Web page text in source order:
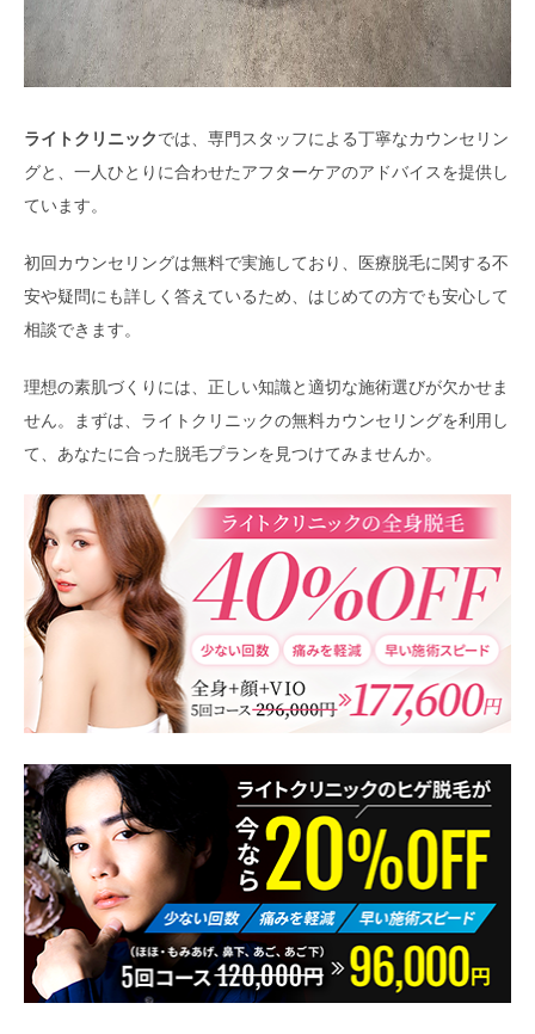
ライトクリニックでは、専門スタッフによる丁寧なカウンセリン
グと、一人ひとりに合わせたアフターケアのアドバイスを提供し
ています。
初回カウンセリングは無料で実施しており、医療脱毛に関する不
安や疑問にも詳しく答えているため、はじめての方でも安心して
相談できます。
理想の素肌づくりには、正しい知識と適切な施術選びが欠かせま
せん。まずは、ライトクリニックの無料カウンセリングを利用し
て、あなたに合った脱毛プランを見つけてみませんか。